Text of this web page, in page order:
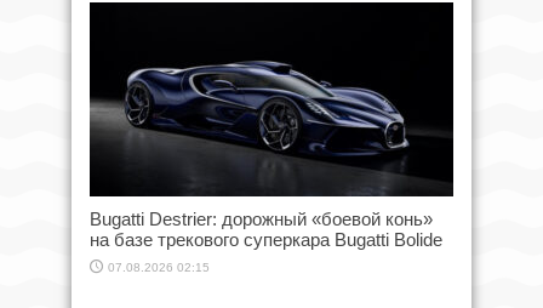
Bugatti Destrier: дорожный «боевой конь»
на базе трекового суперкара Bugatti Bolide
07.08.2026 02:15